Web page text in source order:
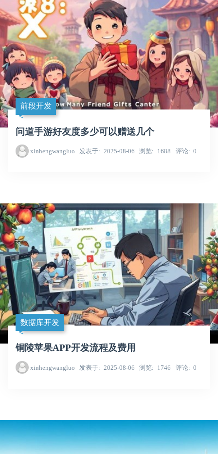
前段开发
问道手游好友度多少可以赠送几个
xinhengwangluo 发表于 2025-08-06 浏览 1688 评论 0
数据库开发
铜陵苹果APP开发流程及费用
xinhengwangluo 发表于 2025-08-06 浏览 1746 评论 0